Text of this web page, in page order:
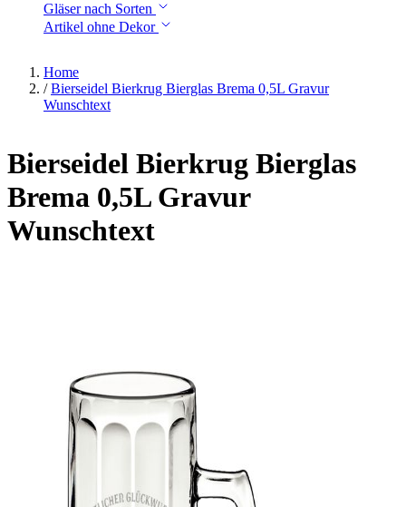
Gläser nach Sorten
Artikel ohne Dekor
Home
/ Bierseidel Bierkrug Bierglas Brema 0,5L Gravur
Wunschtext
Bierseidel Bierkrug Bierglas
Brema 0,5L Gravur
Wunschtext